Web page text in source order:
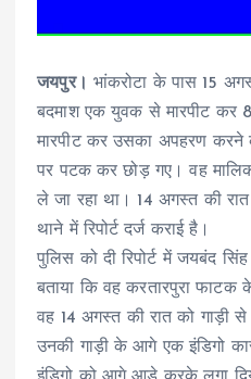
जयपुर। भांकरोटा के पास 15
बदमाश एक युवक से मारपीट कर
मारपीट कर उसका अपहरण
पर पटक कर छोड़ गए। वह
ले जा रहा था। 14 अगस्त की
थाने में रिपोर्ट दर्ज कराई है।
पुलिस को दी रिपोर्ट में जयबंद
बताया कि वह करतारपुरा फाटक
वह 14 अगस्त की रात को गाड़ी से
उनकी गाड़ी के आगे एक इंडिगो